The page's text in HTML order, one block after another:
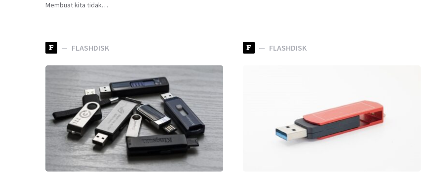
Membuat kita tidak…
F FLASHDISK F FLASHDISK